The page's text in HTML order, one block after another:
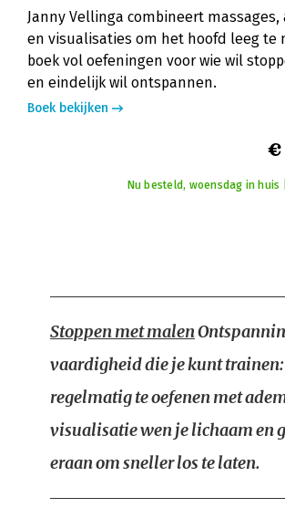
Janny Vellinga combineert
en visualisaties om het hoofd leeg te
boek vol oefeningen voor wie wil
en eindelijk wil ontspannen.
Boek bekijken
€
Nu besteld, woensdag in
Stoppen met malen
vaardigheid die je kunt
regelmatig te oefenen met
visualisatie wen je lichaam en
eraan om sneller los te laten.